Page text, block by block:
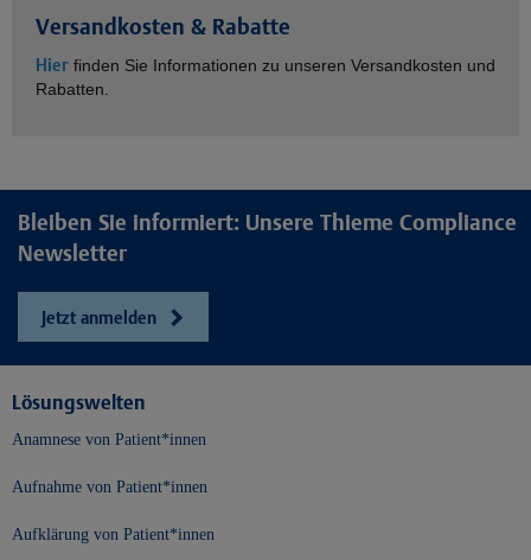
Versandkosten & Rabatte
Hier finden Sie Informationen zu unseren Versandkosten und
Rabatten.
Bleiben Sie informiert: Unsere Thieme Compliance
Newsletter
Jetzt anmelden
Lösungswelten
Anamnese von Patient*innen
Aufnahme von Patient*innen
Aufklärung von Patient*innen